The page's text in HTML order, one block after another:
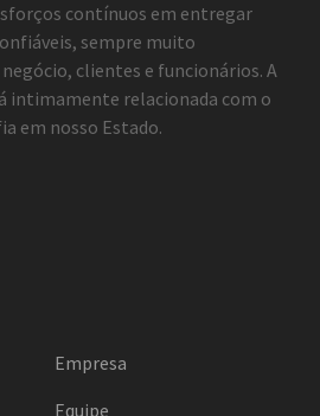
contínuos em entregar
sempre muito
clientes e funcionários. A
intimamente relacionada com o
em nosso Estado.
Empresa
Equipe